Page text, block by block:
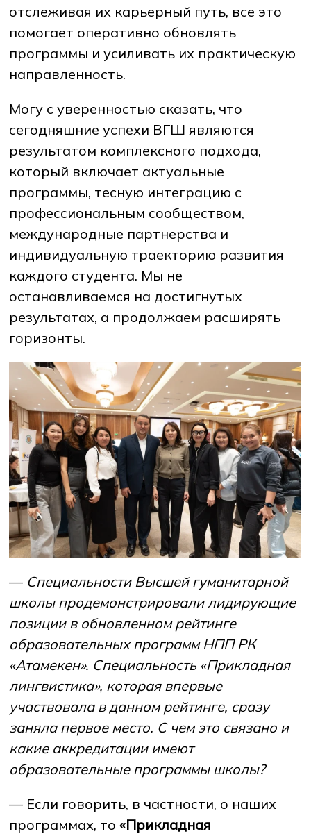
отслеживая их карьерный путь, все это
помогает оперативно обновлять
программы и усиливать их практическую
направленность.
Могу с уверенностью сказать, что
сегодняшние успехи ВГШ являются
результатом комплексного подхода,
который включает актуальные
программы, тесную интеграцию с
профессиональным сообществом,
международные партнерства и
индивидуальную траекторию развития
каждого студента. Мы не
останавливаемся на достигнутых
результатах, а продолжаем расширять
горизонты.
— Специальности Высшей гуманитарной
школы продемонстрировали лидирующие
позиции в обновленном рейтинге
образовательных программ НПП РК
«Атамекен». Специальность «Прикладная
лингвистика», которая впервые
участвовала в данном рейтинге, сразу
заняла первое место. С чем это связано и
какие аккредитации имеют
образовательные программы школы?
— Если говорить, в частности, о наших
программах, то«Прикладная